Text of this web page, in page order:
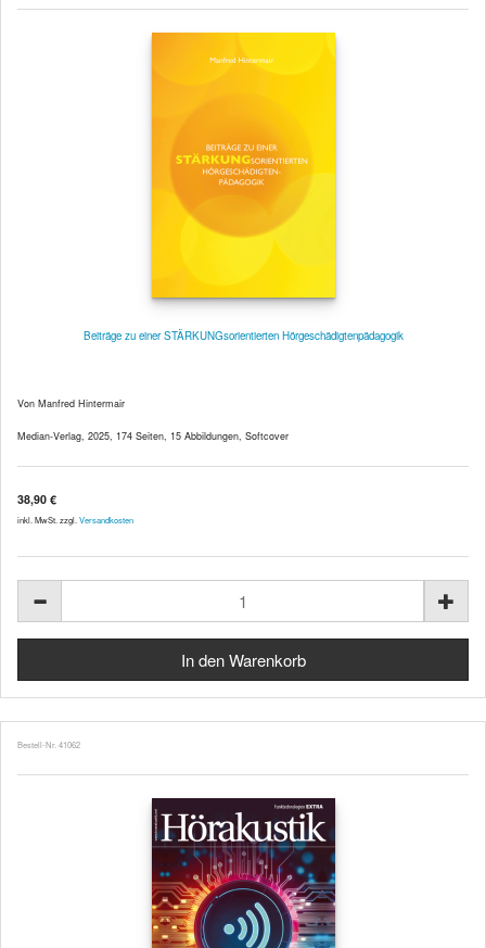
Beiträge zu einer STÄRKUNGsorientierten Hörgeschädigtenpädagogik
Von Manfred Hintermair
Median-Verlag, 2025, 174 Seiten, 15 Abbildungen, Softcover
38,90 €
inkl. MwSt. zzgl. Versandkosten
Bestell-Nr. 41062